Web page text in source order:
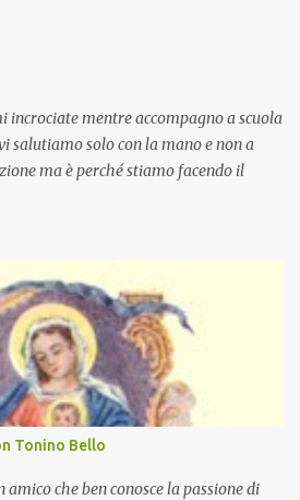
incrociate mentre accompagno a scuola
salutiamo solo con la mano e non a
ma è perché stiamo facendo il
Tonino Bello
che ben conosce la passione di